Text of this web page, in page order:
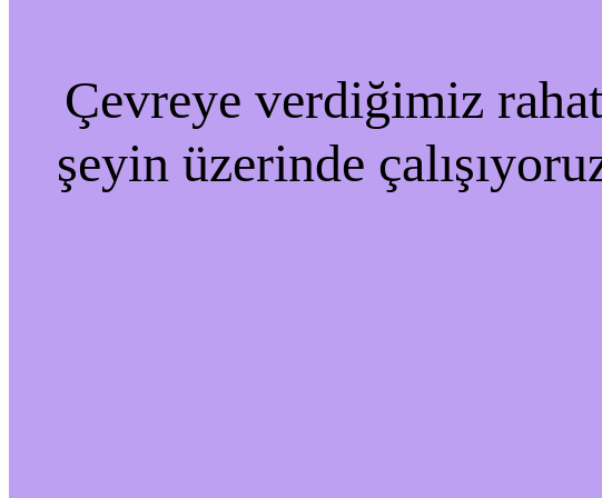
Çevreye verdiğimiz
şeyin üzerinde